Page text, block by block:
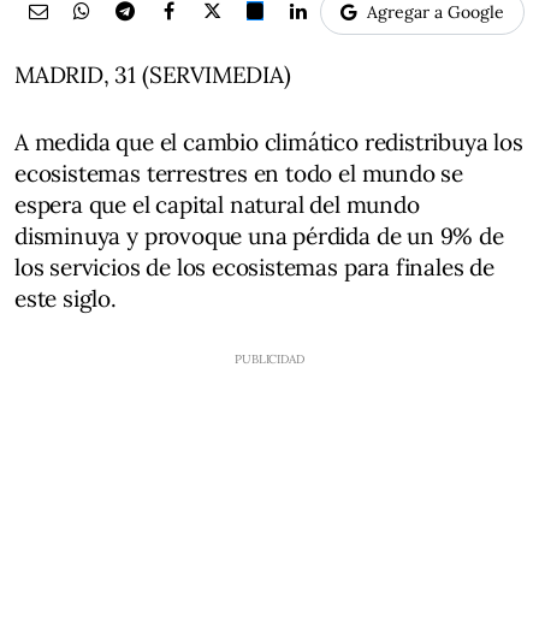
Agregar a Google
MADRID, 31 (SERVIMEDIA)
A medida que el cambio climático redistribuya los
ecosistemas terrestres en todo el mundo se
espera que el capital natural del mundo
disminuya y provoque una pérdida de un 9% de
los servicios de los ecosistemas para finales de
este siglo.